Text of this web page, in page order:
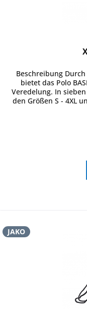
Beschreibung
bietet das Polo
Veredelung. In
den Größen S - 4XL
JAKO